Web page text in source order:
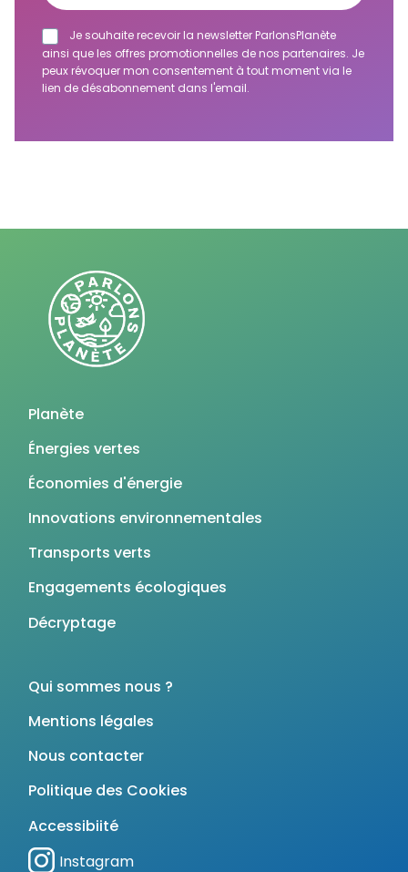
Je souhaite recevoir la newsletter ParlonsPlanète
ainsi que les offres promotionnelles de nos partenaires. Je
peux révoquer mon consentement à tout moment via le
lien de désabonnement dans l'email.
Planète
Énergies vertes
Économies d'énergie
Innovations environnementales
Transports verts
Engagements écologiques
Décryptage
Qui sommes nous ?
Mentions légales
Nous contacter
Politique des Cookies
Accessibiité
Instagram